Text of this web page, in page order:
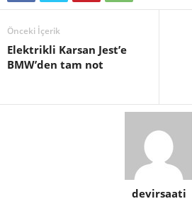
Önceki İçerik
Elektrikli Karsan Jest’e
BMW’den tam not
devirsaati